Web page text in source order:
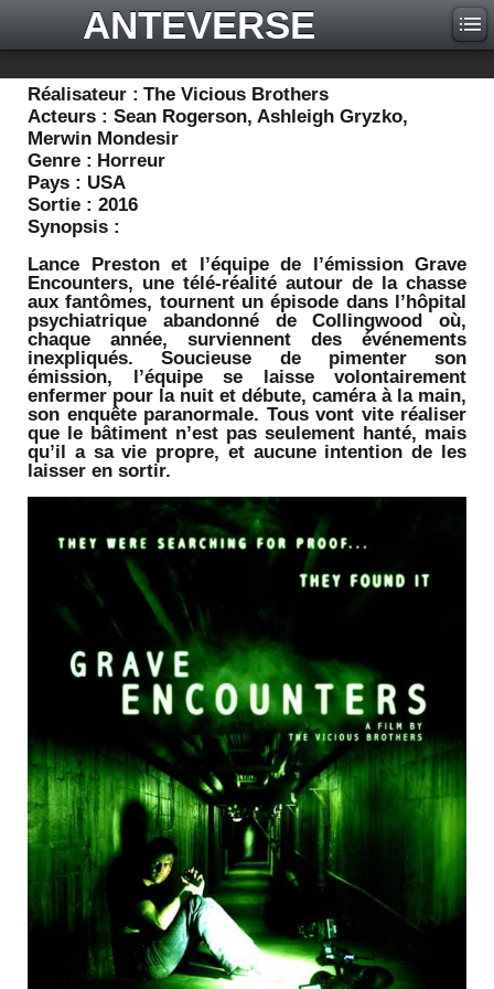
ANTEVERSE
Réalisateur : The Vicious Brothers
Acteurs : Sean Rogerson, Ashleigh Gryzko,
Merwin Mondesir
Genre : Horreur
Pays : USA
Sortie : 2016
Synopsis :
Lance Preston et l’équipe de l’émission Grave
Encounters, une télé-réalité autour de la chasse
aux fantômes, tournent un épisode dans l’hôpital
psychiatrique abandonné de Collingwood où,
chaque année, surviennent des événements
inexpliqués. Soucieuse de pimenter son
émission, l’équipe se laisse volontairement
enfermer pour la nuit et débute, caméra à la main,
son enquête paranormale. Tous vont vite réaliser
que le bâtiment n’est pas seulement hanté, mais
qu’il a sa vie propre, et aucune intention de les
laisser en sortir.